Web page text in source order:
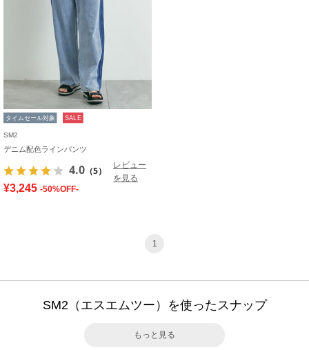
タイムセール対象 SALE
SM2
デニム配色ラインパンツ
4.0 （5）
レビュー
を見る
¥3,245 -50%OFF-
1
SM2（エスエムツー）を使ったスナップ
もっと見る